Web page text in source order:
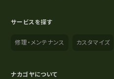
サービスを探す
修理・メンテナンス カスタマイズ
ナカゴヤについて